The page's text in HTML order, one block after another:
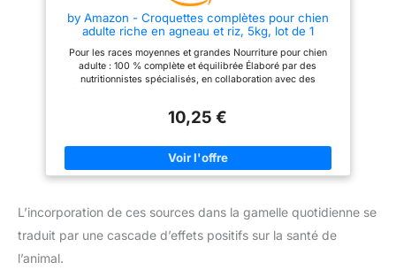
by Amazon - Croquettes complètes pour chien
adulte riche en agneau et riz, 5kg, lot de 1
Pour les races moyennes et grandes Nourriture pour chien
adulte : 100 % complète et équilibrée Élaboré par des
nutritionnistes spécialisés, en collaboration avec des
pour des os forts Sans arômes artificiels, colorants ni
10,25 €
L’incorporation de ces sources dans la gamelle quotidienne se
traduit par une cascade d’effets positifs sur la santé de
l’animal.